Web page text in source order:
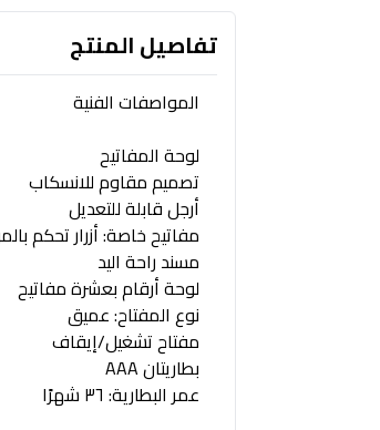
تفاصيل المنتج
المواصفات الفنية
لوحة المفاتيح
تصميم مقاوم للانسكاب
أرجل قابلة للتعديل
مفاتيح خاصة: أزرار تحكم
مسند راحة اليد
لوحة أرقام بعشرة مفاتيح
نوع المفتاح: عميق
مفتاح تشغيل/إيقاف
بطاريتان AAA
عمر البطارية: ٣٦ شهرًا